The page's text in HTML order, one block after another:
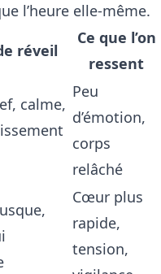
l’heure elle-même.
réveil
Ce que l’on
ressent
calme,
Peu
d’émotion,
corps
relâché
Cœur plus
rapide,
tension,